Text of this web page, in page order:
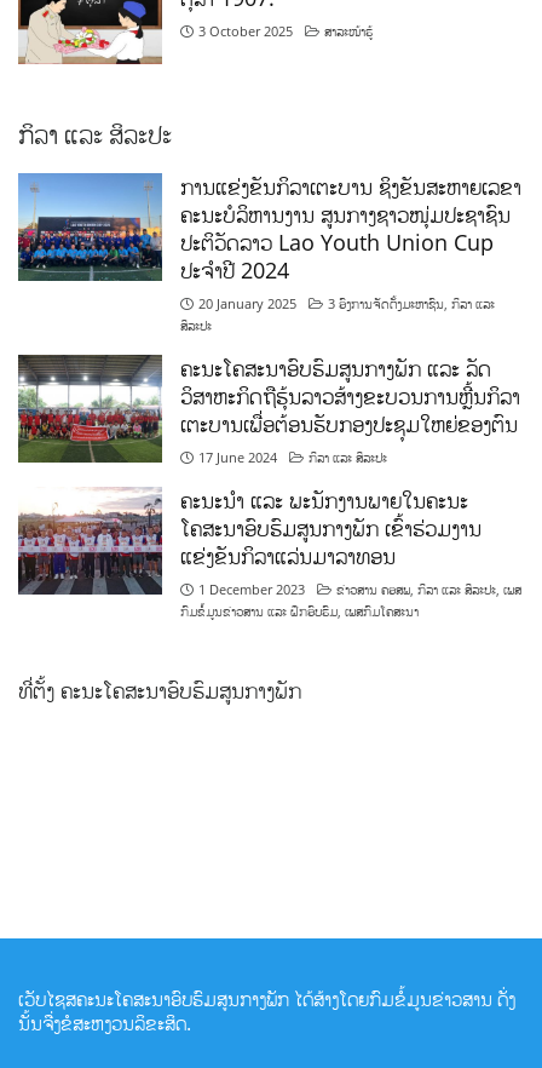
3 October 2025 ສາລະໜ້າຮູ້
ກິລາ ແລະ ສິລະປະ
ການແຂ່ງຂັນກິລາເຕະບານ ຊິງຂັນສະຫາຍເລຂາ
ຄະນະບໍລິຫານງານ ສູນກາງຊາວໜຸ່ມປະຊາຊົນ
ປະຕິວັດລາວ Lao Youth Union Cup
ປະຈຳປີ 2024
20 January 2025 3 ອົງການຈັດຕັ້ງມະຫາຊົນ,ກິລາ ແລະ
ສິລະປະ
ຄະນະໂຄສະນາອົບຮົມສູນກາງພັກ ແລະ ລັດ
ວິສາຫະກິດຖືຮຸ້ນລາວສ້າງຂະບວນການຫຼີ້ນກິລາ
ເຕະບານເພື່ອຕ້ອນຮັບກອງປະຊຸມໃຫຍ່ຂອງຕົນ
17 June 2024 ກິລາ ແລະ ສິລະປະ
ຄະນະນຳ ແລະ ພະນັກງານພາຍໃນຄະນະ
ໂຄສະນາອົບຮົມສູນກາງພັກ ເຂົ້າຮ່ວມງານ
ແຂ່ງຂັນກິລາແລ່ນມາລາທອນ
1 December 2023 ຂ່າວສານ ຄອສພ,ກິລາ ແລະ ສິລະປະ,ເພສ
ກົມຂໍ້ມູນຂ່າວສານ ແລະ ຝຶກອົບຮົມ,ເພສກົມໂຄສະນາ
ທີ່ຕັ້ງ ຄະນະໂຄສະນາອົບຮົມສູນກາງພັກ
ເວັບໄຊສຄະນະໂຄສະນາອົບຮົມສູນກາງພັກ ໄດ້ສ້າງໂດຍກົມຂໍ້ມູນຂ່າວສານ ດັ່ງ
ນັ້ນຈື່ງຂໍສະຫງວນລິຂະສິດ.